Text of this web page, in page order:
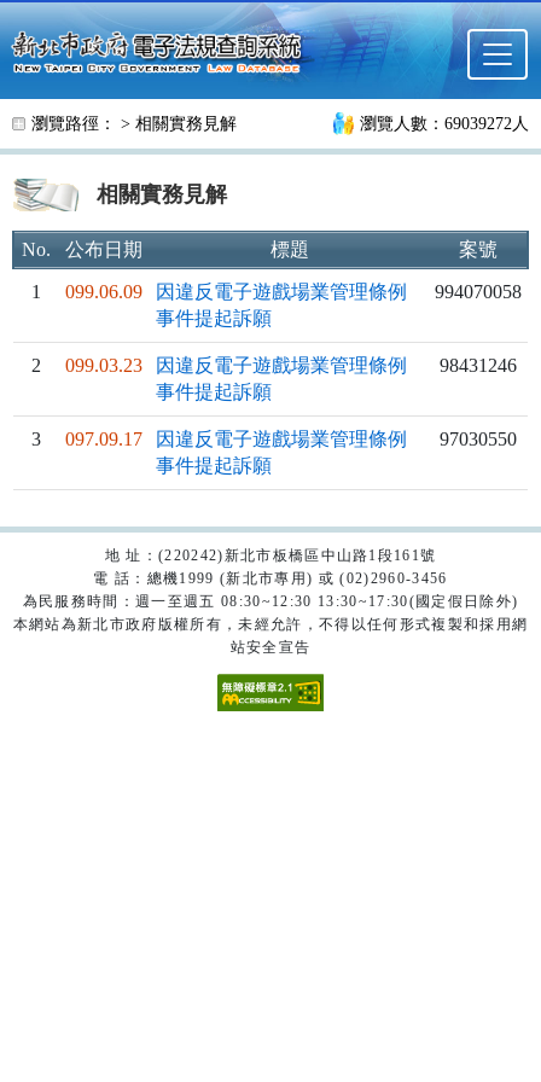
跳至主要內容
瀏覽路徑： > 相關實務見解 瀏覽人數：69039272人
相關實務見解
No. 公布日期 標題 案號
1 099.06.09
因違反電子遊戲場業管理條例
事件提起訴願
994070058
2 099.03.23
因違反電子遊戲場業管理條例
事件提起訴願
98431246
3 097.09.17
因違反電子遊戲場業管理條例
事件提起訴願
97030550
地 址：(220242)新北市板橋區中山路1段161號
電 話：總機1999 (新北市專用) 或 (02)2960-3456
為民服務時間：週一至週五 08:30~12:30 13:30~17:30(國定假日除外)
本網站為新北市政府版權所有，未經允許，不得以任何形式複製和採用網
站安全宣告